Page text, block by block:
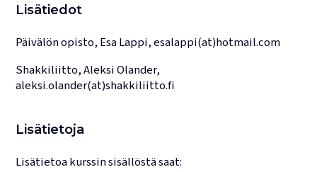
Lisätiedot
Päivälön opisto, Esa Lappi, esalappi(at)hotmail.com
Shakkiliitto, Aleksi Olander,
aleksi.olander(at)shakkiliitto.fi
Lisätietoja
Lisätietoa kurssin sisällöstä saat: